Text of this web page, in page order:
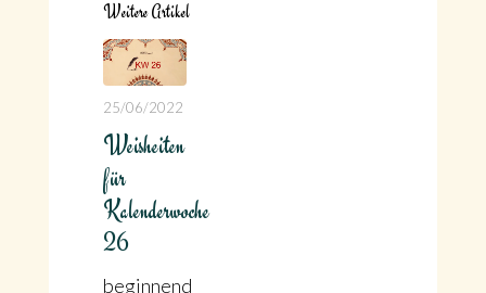
Weitere Artikel
25/06/2022
Weisheiten
für
Kalenderwoche
26
beginnend